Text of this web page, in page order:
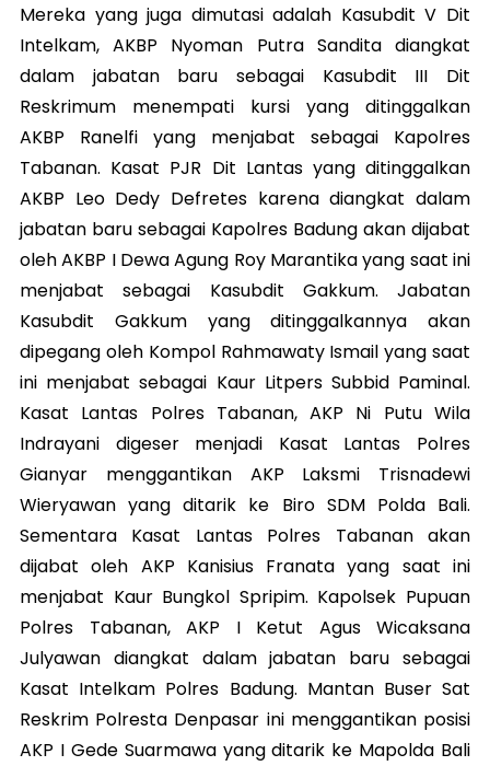
Mereka yang juga dimutasi adalah Kasubdit V Dit
Intelkam, AKBP Nyoman Putra Sandita diangkat
dalam jabatan baru sebagai Kasubdit III Dit
Reskrimum menempati kursi yang ditinggalkan
AKBP Ranelfi yang menjabat sebagai Kapolres
Tabanan. Kasat PJR Dit Lantas yang ditinggalkan
AKBP Leo Dedy Defretes karena diangkat dalam
jabatan baru sebagai Kapolres Badung akan dijabat
oleh AKBP I Dewa Agung Roy Marantika yang saat ini
menjabat sebagai Kasubdit Gakkum. Jabatan
Kasubdit Gakkum yang ditinggalkannya akan
dipegang oleh Kompol Rahmawaty Ismail yang saat
ini menjabat sebagai Kaur Litpers Subbid Paminal.
Kasat Lantas Polres Tabanan, AKP Ni Putu Wila
Indrayani digeser menjadi Kasat Lantas Polres
Gianyar menggantikan AKP Laksmi Trisnadewi
Wieryawan yang ditarik ke Biro SDM Polda Bali.
Sementara Kasat Lantas Polres Tabanan akan
dijabat oleh AKP Kanisius Franata yang saat ini
menjabat Kaur Bungkol Spripim. Kapolsek Pupuan
Polres Tabanan, AKP I Ketut Agus Wicaksana
Julyawan diangkat dalam jabatan baru sebagai
Kasat Intelkam Polres Badung. Mantan Buser Sat
Reskrim Polresta Denpasar ini menggantikan posisi
AKP I Gede Suarmawa yang ditarik ke Mapolda Bali